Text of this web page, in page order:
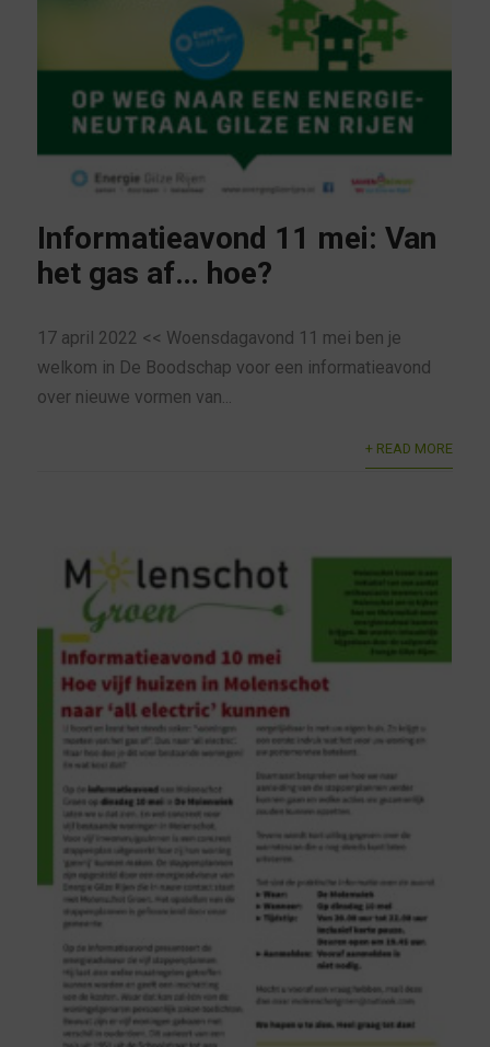
Informatieavond 11 mei: Van
het gas af… hoe?
17 april 2022 << Woensdagavond 11 mei ben je
welkom in De Boodschap voor een informatieavond
over nieuwe vormen van...
+ READ MORE